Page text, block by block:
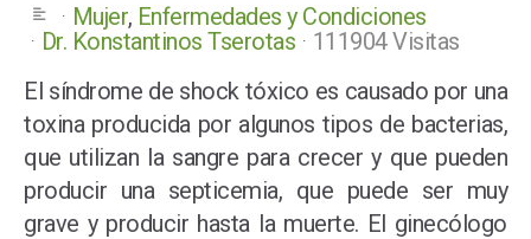
Mujer Enfermedades y Condiciones
Dr. Konstantinos Tserotas
111904 Visitas
El síndrome de shock tóxico es causado por una
toxina producida por algunos tipos de bacterias,
que utilizan la sangre para crecer y que pueden
producir una septicemia, que puede ser muy
grave y producir hasta la muerte. El ginecólogo